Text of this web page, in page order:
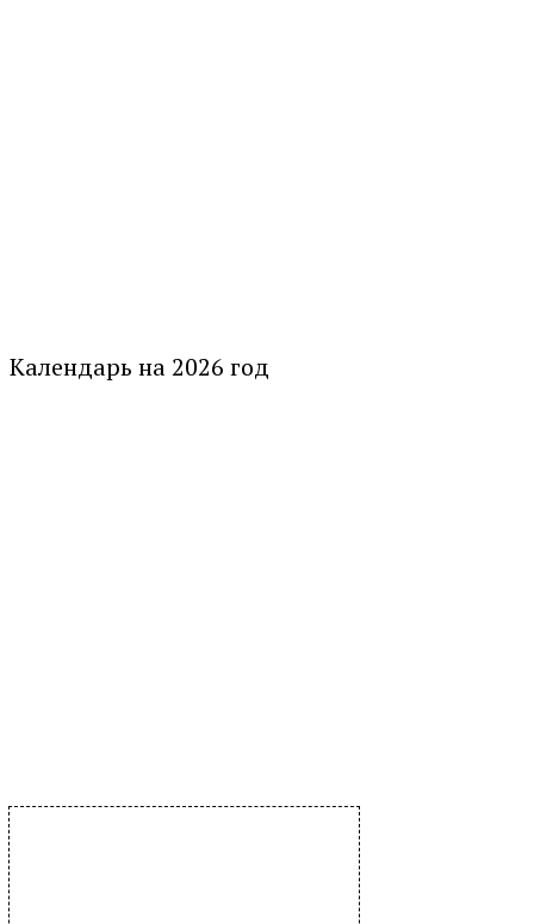
Календарь на 2026 год